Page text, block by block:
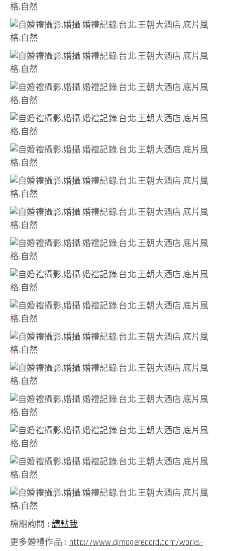
檔期詢問 :請點我
更多婚禮作品 : http://www.qimagerecord.com/works-